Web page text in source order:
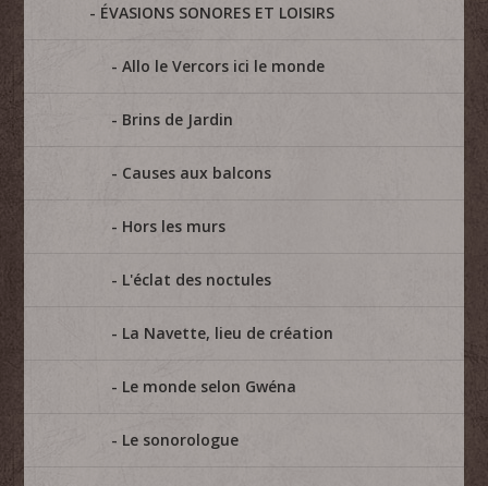
ÉVASIONS SONORES ET LOISIRS
Allo le Vercors ici le monde
Brins de Jardin
Causes aux balcons
Hors les murs
L'éclat des noctules
La Navette, lieu de création
Le monde selon Gwéna
Le sonorologue